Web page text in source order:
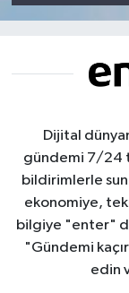
Dijital
gündemi 7/24
bildirimlerle
ekonomiye,
bilgiye "enter"
"Gündemi
edin